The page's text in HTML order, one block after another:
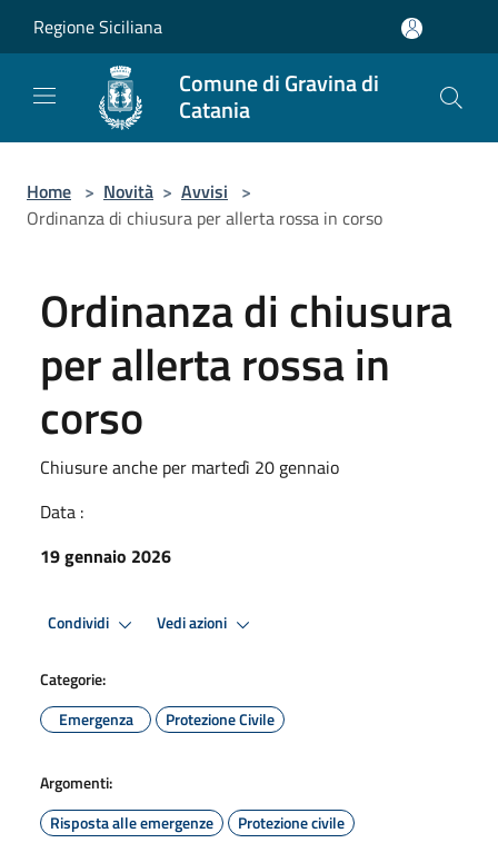
Regione Siciliana
Comune di Gravina di
Catania
Home > Novità > Avvisi >
Ordinanza di chiusura per allerta rossa in corso
Ordinanza di chiusura
per allerta rossa in
corso
Chiusure anche per martedì 20 gennaio
Data :
19 gennaio 2026
Condividi Vedi azioni
Categorie:
Emergenza
Protezione Civile
Argomenti:
Risposta alle emergenze
Protezione civile